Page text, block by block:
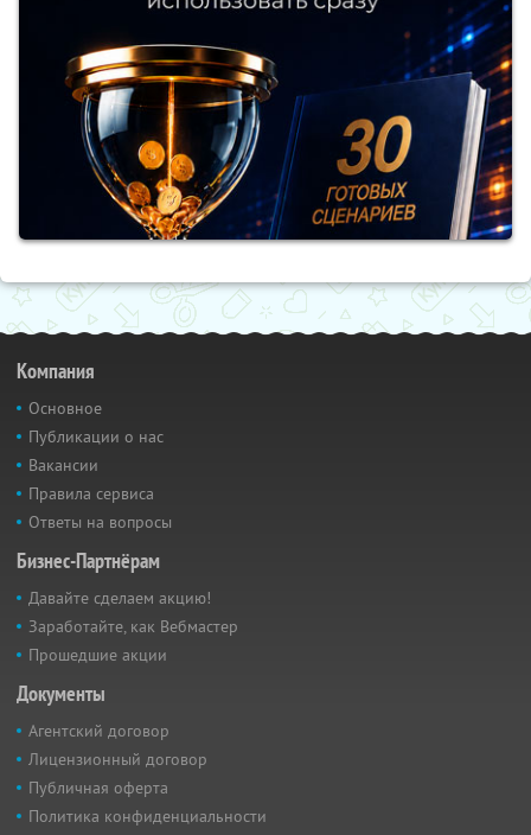
Компания
Основное
Публикации о нас
Вакансии
Правила сервиса
Ответы на вопросы
Бизнес-Партнёрам
Давайте сделаем акцию!
Заработайте, как Вебмастер
Прошедшие акции
Документы
Агентский договор
Лицензионный договор
Публичная оферта
Политика конфиденциальности